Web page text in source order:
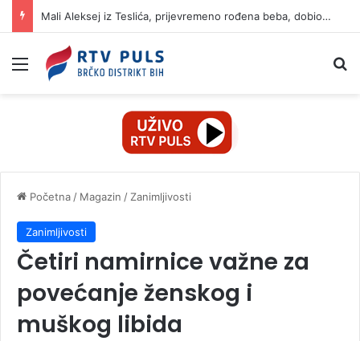
Mali Aleksej iz Teslića, prijevremeno rođena beba, dobio životnu bitku na UKC-u Srpske
Izbornik
Početna / Magazin / Zanimljivosti
Zanimljivosti
Četiri namirnice važne za
povećanje ženskog i
muškog libida